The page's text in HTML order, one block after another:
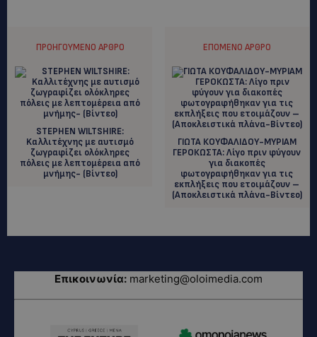
ΠΡΟΗΓΟΎΜΕΝΟ ΆΡΘΡΟ
STEPHEN WILTSHIRE:
Kαλλιτέχνης με αυτισμό
ζωγραφίζει ολόκληρες
πόλεις με λεπτομέρεια από
μνήμης- (Βίντεο)
ΕΠΌΜΕΝΟ ΆΡΘΡΟ
ΓΙΩΤΑ ΚΟΥΦΑΛΙΔΟΥ-ΜΥΡΙΑΜ
ΓΕΡΟΚΩΣΤΑ: Λίγο πριν φύγουν
για διακοπές
φωτογραφήθηκαν για τις
εκπλήξεις που ετοιμάζουν –
(Αποκλειστικά πλάνα-Βίντεο)
Επικοινωνία: marketing@oloimedia.com